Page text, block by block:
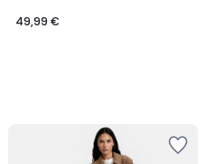
49,99 €